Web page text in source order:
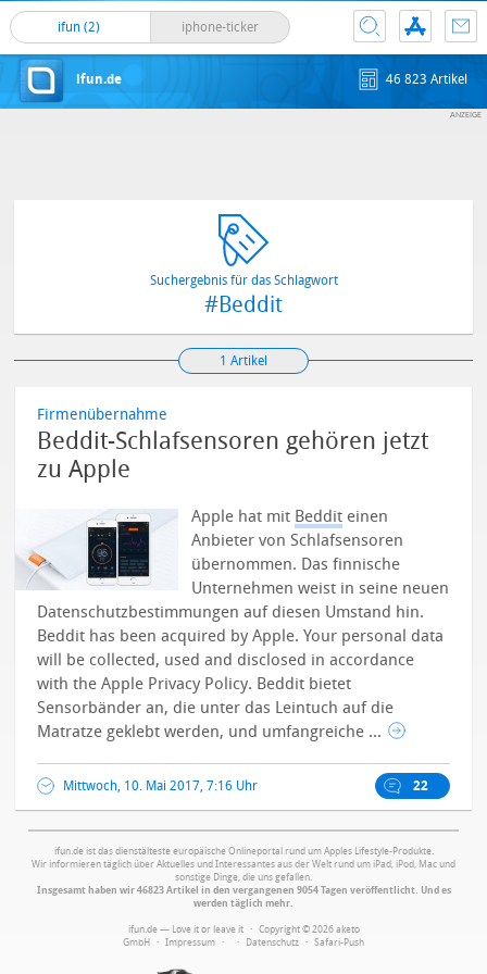
ifun (2) iphone-ticker
ifun.de 46 823 Artikel
Suchergebnis für das Schlagwort
#Beddit
1 Artikel
Firmenübernahme
Beddit-Schlafsensoren gehören jetzt
zu Apple
Apple hat mit Beddit einen
Anbieter von Schlafsensoren
übernommen. Das finnische
Unternehmen weist in seine neuen
Datenschutzbestimmungen auf diesen Umstand hin.
Beddit has been acquired by Apple. Your personal data
will be collected, used and disclosed in accordance
with the Apple Privacy Policy. Beddit bietet
Sensorbänder an, die unter das Leintuch auf die
Matratze geklebt werden, und umfangreiche ...
Mittwoch, 10. Mai 2017, 7:16 Uhr 22
ifun.de ist das dienstälteste europäische Onlineportal rund um Apples Lifestyle-Produkte.
Wir informieren täglich über Aktuelles und Interessantes aus der Welt rund um iPad, iPod, Mac und
sonstige Dinge, die uns gefallen.
Insgesamt haben wir 46823 Artikel in den vergangenen 9054 Tagen veröffentlicht. Und es
werden täglich mehr.
ifun.de — Love it or leave it · Copyright © 2026 aketo
GmbH · Impressum · · Datenschutz · Safari-Push